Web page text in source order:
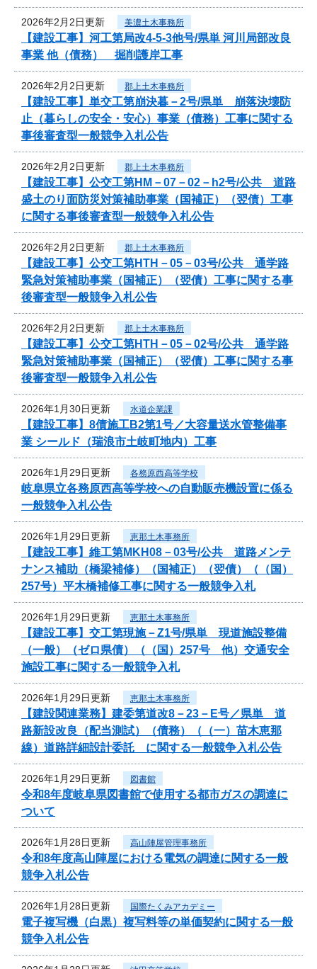
2026年2月2日更新 美濃土木事務所
【建設工事】河工第局改4-5-3他号/県単 河川局部改良
事業 他（債務） 掘削護岸工事
2026年2月2日更新 郡上土木事務所
【建設工事】単交工第崩決暮－2号/県単 崩落決壊防
止（暮らしの安全・安心）事業（債務）工事に関する
事後審査型一般競争入札公告
2026年2月2日更新 郡上土木事務所
【建設工事】公交工第HM－07－02－h2号/公共 道路
盛土のり面防災対策補助事業（国補正）（翌債）工事
に関する事後審査型一般競争入札公告
2026年2月2日更新 郡上土木事務所
【建設工事】公交工第HTH－05－03号/公共 通学路
緊急対策補助事業（国補正）（翌債）工事に関する事
後審査型一般競争入札公告
2026年2月2日更新 郡上土木事務所
【建設工事】公交工第HTH－05－02号/公共 通学路
緊急対策補助事業（国補正）（翌債）工事に関する事
後審査型一般競争入札公告
2026年1月30日更新 水道企業課
【建設工事】8債施工B2第1号／大容量送水管整備事
業 シールド（瑞浪市土岐町地内）工事
2026年1月29日更新 各務原西高等学校
岐阜県立各務原西高等学校への自動販売機設置に係る
一般競争入札公告
2026年1月29日更新 恵那土木事務所
【建設工事】維工第MKH08－03号/公共 道路メンテ
ナンス補助（橋梁補修）（国補正）（翌債）（（国）
257号）平木橋補修工事に関する一般競争入札
2026年1月29日更新 恵那土木事務所
【建設工事】交工第現施－Z1号/県単 現道施設整備
（一般）（ゼロ県債）（（国）257号 他）交通安全
施設工事に関する一般競争入札
2026年1月29日更新 恵那土木事務所
【建設関連業務】建委第道改8－23－E号／県単 道
路新設改良（配当測試）（債務）（（一）苗木恵那
線）道路詳細設計委託 に関する一般競争入札公告
2026年1月29日更新 図書館
令和8年度岐阜県図書館で使用する都市ガスの調達に
ついて
2026年1月28日更新 高山陣屋管理事務所
令和8年度高山陣屋における電気の調達に関する一般
競争入札公告
2026年1月28日更新 国際たくみアカデミー
電子複写機（白黒）複写料等の単価契約に関する一般
競争入札公告